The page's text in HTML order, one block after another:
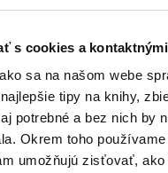
s cookies a
sa na našom webe
tipy na knihy,
potrebné a bez nich by
Okrem toho
umožňujú zisťovať, ako